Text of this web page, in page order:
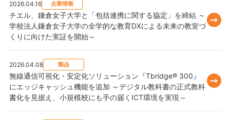
2026.04.16 企業情報
チエル、鎌倉女子大学と「包括連携に関する協定」を締結 ～
学校法人鎌倉女子大学の全学的な教育DXによる未来の教室づ
くりに向けた実証を開始～
2026.04.08 製品
無線通信可視化・安定化ソリューション『Tbridge® 300』
にエッジキャッシュ機能を追加 ～デジタル教科書の正式教科
書化を見据え、小規模校にも手の届くICT環境を実現～